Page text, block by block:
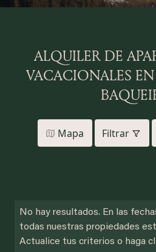
ALQUILER DE
VACACIONALES
Mapa Filtrar
No hay resultados. En las
todas nuestras propiedades
Actualice tus criterios o haga